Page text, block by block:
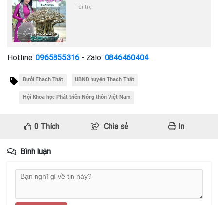
Tài trợ
Hotline: 0965855316 - Zalo: 0846460404
Bưởi Thạch Thất UBND huyện Thạch Thất
Hội Khoa học Phát triển Nông thôn Việt Nam
0Thích Chia sẻ In
Bình luận